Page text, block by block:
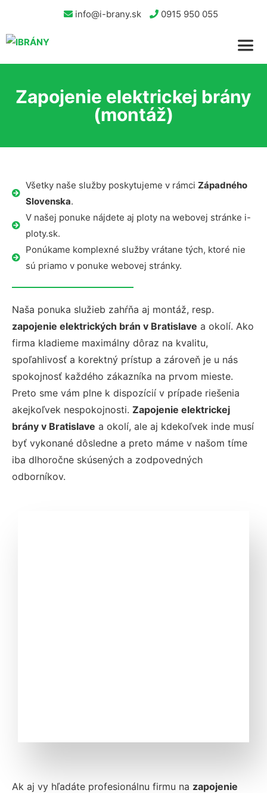
info@i-brany.sk 0915 950 055
Zapojenie elektrickej brány
(montáž)
Všetky naše služby poskytujeme v rámci Západného
Slovenska.
V našej ponuke nájdete aj ploty na webovej stránke i-
ploty.sk.
Ponúkame komplexné služby vrátane tých, ktoré nie
sú priamo v ponuke webovej stránky.
Naša ponuka služieb zahŕňa aj montáž, resp.
zapojenie elektrických brán v Bratislave a okolí. Ako
firma kladieme maximálny dôraz na kvalitu,
spoľahlivosť a korektný prístup a zároveň je u nás
spokojnosť každého zákazníka na prvom mieste.
Preto sme vám plne k dispozícií v prípade riešenia
akejkoľvek nespokojnosti. Zapojenie elektrickej
brány v Bratislave a okolí, ale aj kdekoľvek inde musí
byť vykonané dôsledne a preto máme v našom tíme
iba dlhoročne skúsených a zodpovedných
odborníkov.
Ak aj vy hľadáte profesionálnu firmu na zapojenie